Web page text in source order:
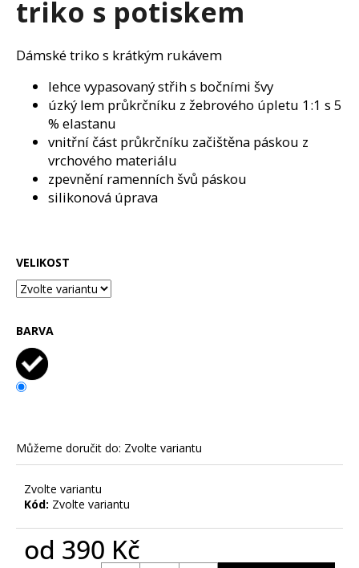
triko s potiskem
Dámské triko s krátkým rukávem
lehce vypasovaný střih s bočními švy
úzký lem průkrčníku z žebrového úpletu 1:1 s 5
% elastanu
vnitřní část průkrčníku začištěna páskou z
vrchového materiálu
zpevnění ramenních švů páskou
silikonová úprava
VELIKOST
BARVA
Můžeme doručit do: Zvolte variantu
Zvolte variantu
Kód: Zvolte variantu
od 390 Kč
a
í
HLEDAT
D
o
p
r
u
č
u
j
e
VELIKONOČNÍ
KOKINA
-
DĚTSKÉ
TRIKO